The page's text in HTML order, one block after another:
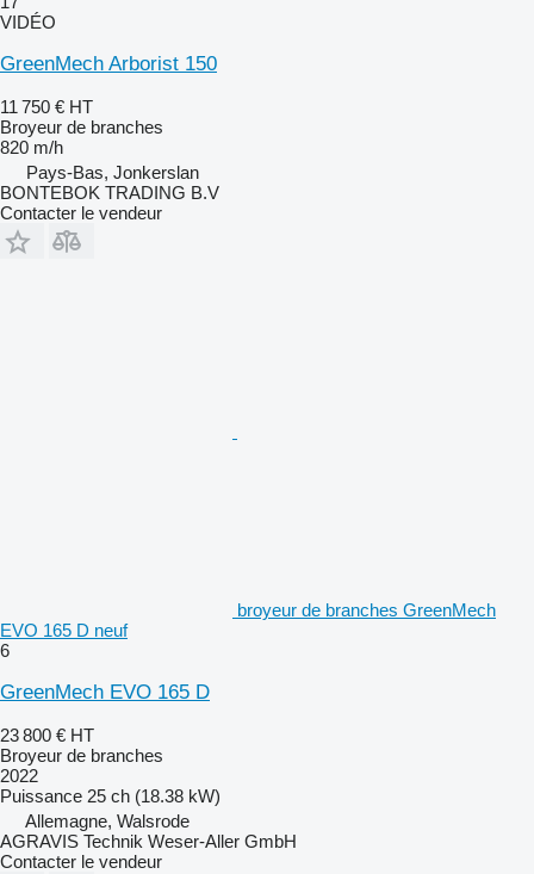
VIDÉO
GreenMech Arborist 150
11 750 € HT
Broyeur de branches
820 m/h
Pays-Bas, Jonkerslan
BONTEBOK TRADING B.V
Contacter le vendeur
broyeur de branches GreenMech
EVO 165 D neuf
6
GreenMech EVO 165 D
23 800 € HT
Broyeur de branches
2022
Puissance 25 ch (18.38 kW)
Allemagne, Walsrode
AGRAVIS Technik Weser-Aller GmbH
Contacter le vendeur